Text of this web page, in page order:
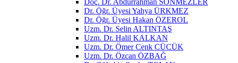
Dr. Öğr. Üyesi Yahya ÜRKMEZ
Dr. Öğr. Üyesi Hakan ÖZEROL
Uzm. Dr. Selin ALTINTAŞ
Uzm. Dr. Halil KALKAN
Uzm. Dr. Ömer Cenk CÜCÜK
Uzm. Dr. Özcan ÖZBAĞ